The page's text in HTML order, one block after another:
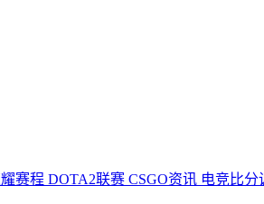
赛程 DOTA2联赛 CSGO资讯 电竞比分